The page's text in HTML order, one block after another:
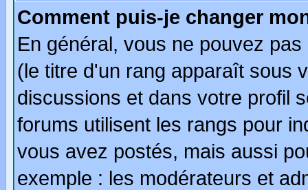
Comment puis-je changer
En général, vous ne pouvez
(le titre d'un rang apparaît sous
discussions et dans votre profil
forums utilisent les rangs pour
vous avez postés, mais aussi
exemple : les modérateurs et